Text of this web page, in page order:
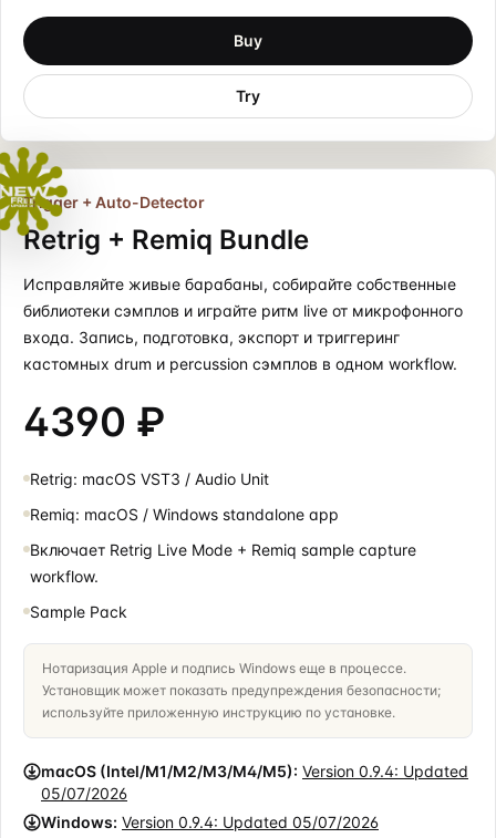
Buy
Try
Trigger + Auto-Detector
Retrig + Remiq Bundle
Исправляйте живые барабаны, собирайте собственные
библиотеки сэмплов и играйте ритм live от микрофонного
входа. Запись, подготовка, экспорт и триггеринг
кастомных drum и percussion сэмплов в одном workflow.
4390 ₽
Retrig: macOS VST3 / Audio Unit
Remiq: macOS / Windows standalone app
Включает Retrig Live Mode + Remiq sample capture
workflow.
Sample Pack
Нотаризация Apple и подпись Windows еще в процессе.
Установщик может показать предупреждения безопасности;
используйте приложенную инструкцию по установке.
macOS (Intel/M1/M2/M3/M4/M5): Version 0.9.4: Updated
05/07/2026
Windows: Version 0.9.4: Updated 05/07/2026